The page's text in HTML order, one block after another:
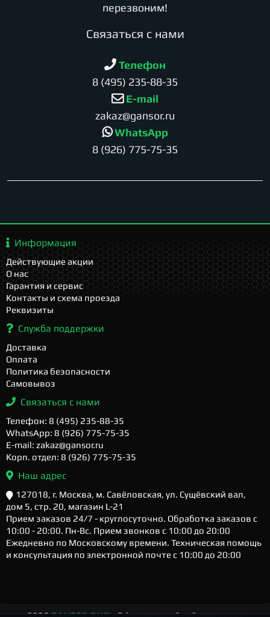
перезвоним!
Cвязаться с нами
Телефон
8 (495) 235-88-35
E-mail
zakaz@gansor.ru
WhatsApp
8 (926) 775-75-35
Информация
Действующие акции
О нас
Гарантия и сервис
Контакты и схема проезда
Реквизиты
Служба поддержки
Доставка
Оплата
Политика безопасности
Самовывоз
Связаться с нами
Телефон: 8 (495) 235-88-35
WhatsApp: 8 (926) 775-75-35
E-mail: zakaz@gansor.ru
Корп. отдел: 8 (926) 775-75-35
Наш адрес
127018, г. Москва, м. Савёловская, ул. Сущёвский вал,
дом 5, стр. 20, магазин L-21
Прием заказов 24/7 - круглосуточно. Обработка заказов с
10:00 - 20:00. Пн-Вс. Прием звонков с 10:00 до 20:00
Ежедневно по Московскому времени. Техническая помощь
и консультация по электронной почте с 10:00 до 20:00